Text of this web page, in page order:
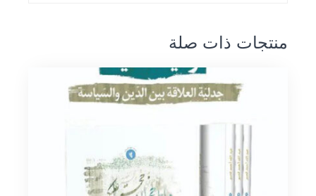
منتجات ذات صلة